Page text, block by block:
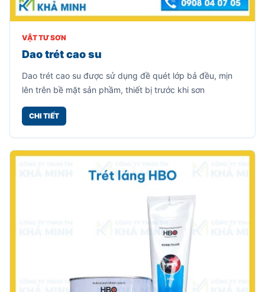
VẬT TƯ SƠN
Dao trét cao su
Dao trét cao su được sử dụng đề quét lớp bả đều, mịn
lên trên bề mặt sản phầm, thiết bị trước khi sơn
CHI TIẾT